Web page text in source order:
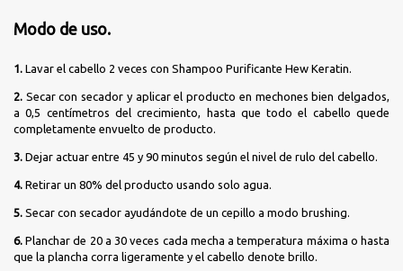
Modo de uso.
1. Lavar el cabello 2 veces con Shampoo Purificante Hew Keratin.
2. Secar con secador y aplicar el producto en mechones bien delgados,
a 0,5 centímetros del crecimiento, hasta que todo el cabello quede
completamente envuelto de producto.
3. Dejar actuar entre 45 y 90 minutos según el nivel de rulo del cabello.
4. Retirar un 80% del producto usando solo agua.
5. Secar con secador ayudándote de un cepillo a modo brushing.
6.Planchar de 20 a 30 veces cada mecha a temperatura máxima o hasta
que la plancha corra ligeramente y el cabello denote brillo.